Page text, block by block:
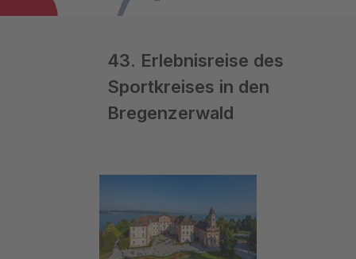
43. Erlebnisreise des
Sportkreises in den
Bregenzerwald